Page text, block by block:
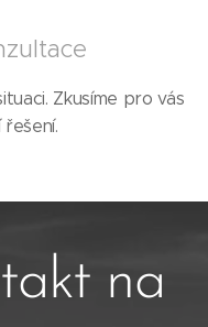
Zkusíme pro vás
řešení.
na